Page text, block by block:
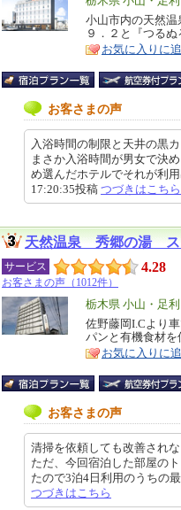
リ
ア
特
徴
小山市内の天然
９．２と『つる
お気に入りに
お客さまの声
入浴時間の制限と天井の黒
まさか入浴時間が男女で決
め選んだホテルでそれが利
17:20:35投稿 つづきはこちら
天然温泉 秀郷の湯 ス
サービス 4.28
お客さまの声（1012件）
エ
リ
ア
栃木県 小山・足
特
徴
佐野藤岡I.Cより
パンと有機食材
お気に入りに
お客さまの声
清掃を依頼しても改善され
ただ、今回宿泊した部屋の
たので3泊4日利用のうちの
つづきはこちら